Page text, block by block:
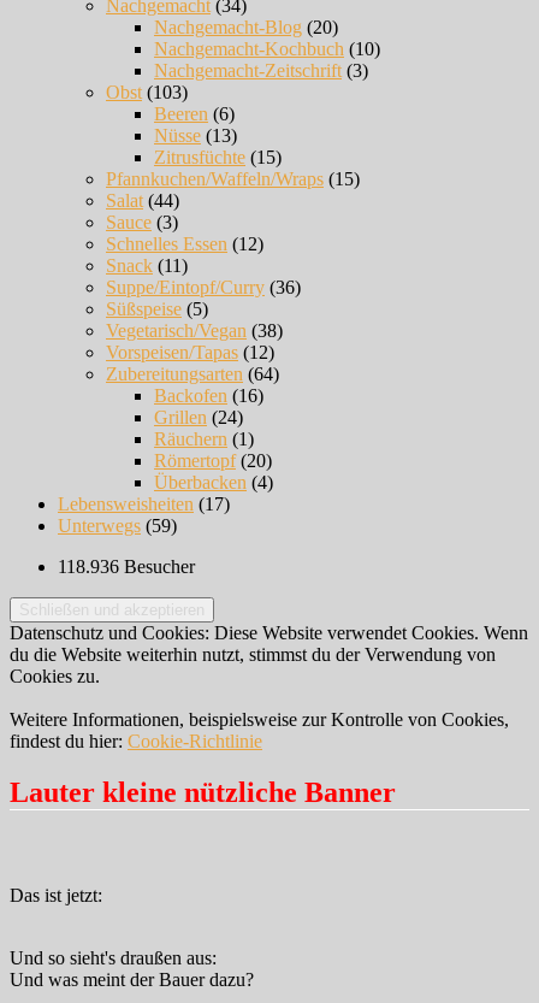
Nachgemacht (34)
Nachgemacht-Blog (20)
Nachgemacht-Kochbuch (10)
Nachgemacht-Zeitschrift (3)
Obst (103)
Beeren (6)
Nüsse (13)
Zitrusfüchte (15)
Pfannkuchen/Waffeln/Wraps (15)
Salat (44)
Sauce (3)
Schnelles Essen (12)
Snack (11)
Suppe/Eintopf/Curry (36)
Süßspeise (5)
Vegetarisch/Vegan (38)
Vorspeisen/Tapas (12)
Zubereitungsarten (64)
Backofen (16)
Grillen (24)
Räuchern (1)
Römertopf(20)
Überbacken (4)
Lebensweisheiten (17)
Unterwegs (59)
118.936 Besucher
Datenschutz und Cookies: Diese Website verwendet Cookies. Wenn
du die Website weiterhin nutzt, stimmst du der Verwendung von
Cookies zu.
Weitere Informationen, beispielsweise zur Kontrolle von Cookies,
findest du hier: Cookie-Richtlinie
Lauter kleine nützliche Banner
Das ist jetzt:
Und so sieht's draußen aus:
Und was meint der Bauer dazu?